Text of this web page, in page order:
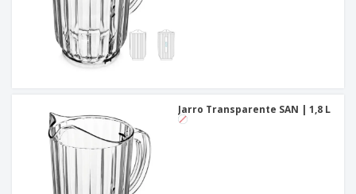
Jarro Transparente SAN | 1,8 L